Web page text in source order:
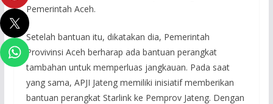
Pemerintah Aceh.
Setelah bantuan itu, dikatakan dia, Pemerintah
Provivinsi Aceh berharap ada bantuan perangkat
tambahan untuk memperluas jangkauan. Pada saat
yang sama, APJI Jateng memiliki inisiatif memberikan
bantuan perangkat Starlink ke Pemprov Jateng. Dengan